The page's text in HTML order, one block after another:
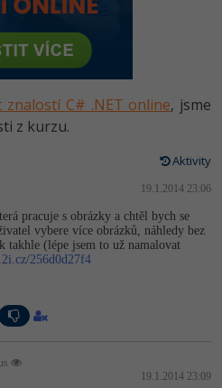
SEO
aplikací
a bigdata
znalostí C# .NET online, jsme
z kurzu.
Aktivity
19.1.2014 23:06
pracuje s obrázky a chtěl bych se
vybere více obrázků, náhledy bez
takhle (lépe jsem to už namalovat
256d0d27f4
19.1.2014 23:09